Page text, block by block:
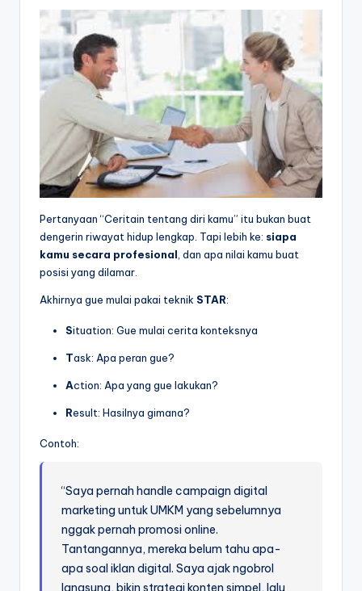
Pertanyaan “Ceritain tentang diri kamu” itu bukan buat
dengerin riwayat hidup lengkap. Tapi lebih ke: siapa
kamu secara profesional, dan apa nilai kamu buat
posisi yang dilamar.
Akhirnya gue mulai pakai teknik STAR:
Situation: Gue mulai cerita konteksnya
Task: Apa peran gue?
Action: Apa yang gue lakukan?
Result: Hasilnya gimana?
Contoh:
“Saya pernah handle campaign digital
marketing untuk UMKM yang sebelumnya
nggak pernah promosi online.
Tantangannya, mereka belum tahu apa-
apa soal iklan digital. Saya ajak ngobrol
langsung, bikin strategi konten simpel, lalu